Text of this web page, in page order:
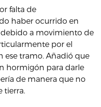
falta de
haber ocurrido en
a movimiento de
por el
ese tramo. Añadió que
hormigón para darle
de manera que no
tierra.